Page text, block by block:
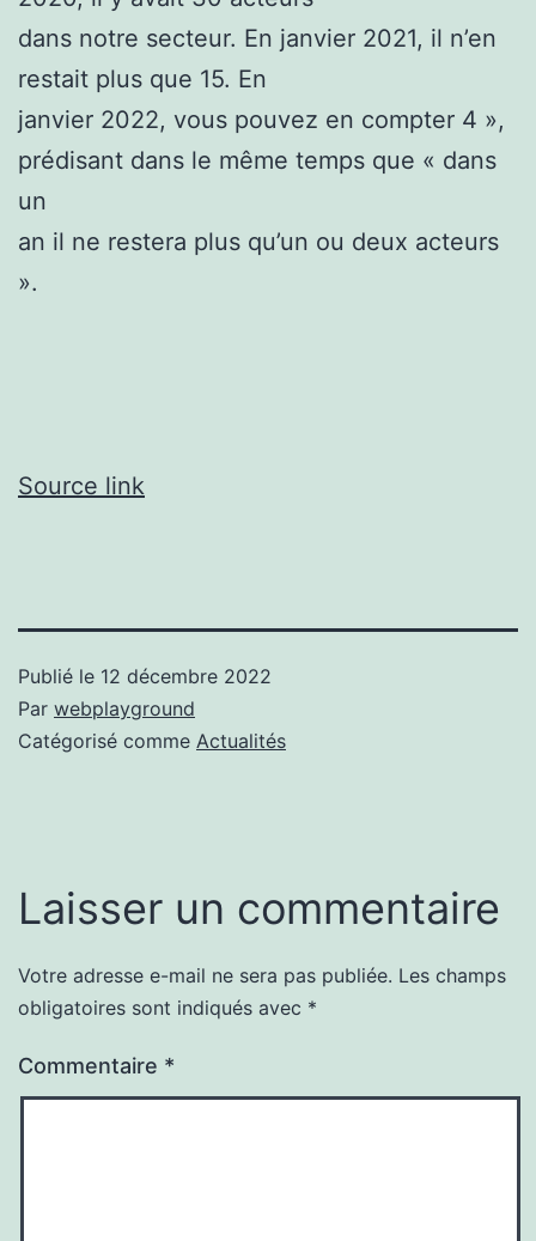
dans notre secteur. En janvier 2021, il n’en
restait plus que 15. En
janvier 2022, vous pouvez en compter 4 »,
prédisant dans le même temps que « dans
un
an il ne restera plus qu’un ou deux acteurs
».
Source link
Publié le 12 décembre 2022
Par webplayground
Catégorisé comme Actualités
Laisser un commentaire
Votre adresse e-mail ne sera pas publiée. Les champs
obligatoires sont indiqués avec *
Commentaire *